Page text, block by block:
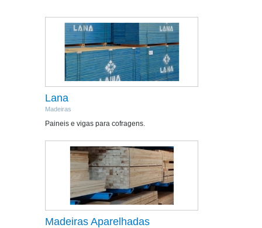
Lana
Madeiras
Paineis e vigas para cofragens.
Madeiras Aparelhadas